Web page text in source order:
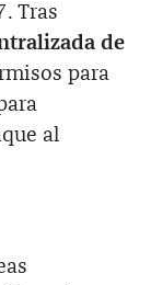
Tras
de
para
al